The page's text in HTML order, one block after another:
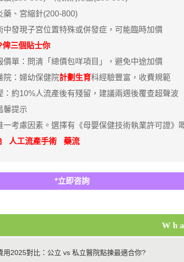
、宮縮針(200-800)
發現子宮位置特殊或併發症，可能臨時加價
俾三個貼士你
單：問清「總價包咩項目」，避免中途加價
：婦幼保健院計劃生育科經驗豐富，收費規範
10%人流產後有殘留，建議兩週後覆查超聲波
提示
慮因素。選擇有《母嬰保健技術執業許可證》
人工流產手術 藥流
*立即咨詢
用2025對比：公立 vs 私立醫院點揀最適合你?